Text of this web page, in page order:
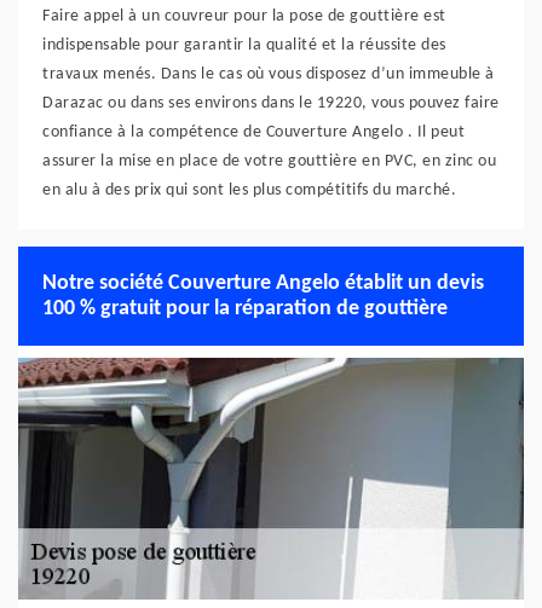
Faire appel à un couvreur pour la pose de gouttière est
indispensable pour garantir la qualité et la réussite des
travaux menés. Dans le cas où vous disposez d’un immeuble à
Darazac ou dans ses environs dans le 19220, vous pouvez faire
confiance à la compétence de Couverture Angelo . Il peut
assurer la mise en place de votre gouttière en PVC, en zinc ou
en alu à des prix qui sont les plus compétitifs du marché.
Notre société Couverture Angelo établit un devis
100 % gratuit pour la réparation de gouttière